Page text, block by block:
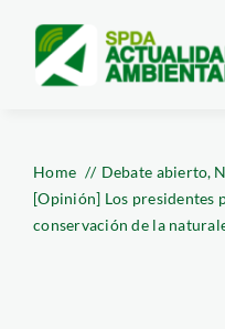
content
Home Debate abierto
[Opinión] Los presidentes
conservación de la